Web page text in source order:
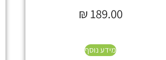
₪ 189.00
מידע נוסף